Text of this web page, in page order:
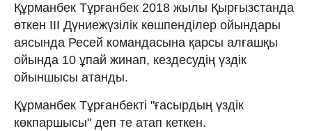
Құрманбек Тұрғанбек 2018 жылы Қырғызстанда
өткен III Дүниежүзілік көшпенділер ойындары
аясында Ресей командасына қарсы алғашқы
ойында 10 ұпай жинап, кездесудің үздік
ойыншысы атанды.
Құрманбек Тұрғанбекті "ғасырдың үздік
көкпаршысы" деп те атап кеткен.